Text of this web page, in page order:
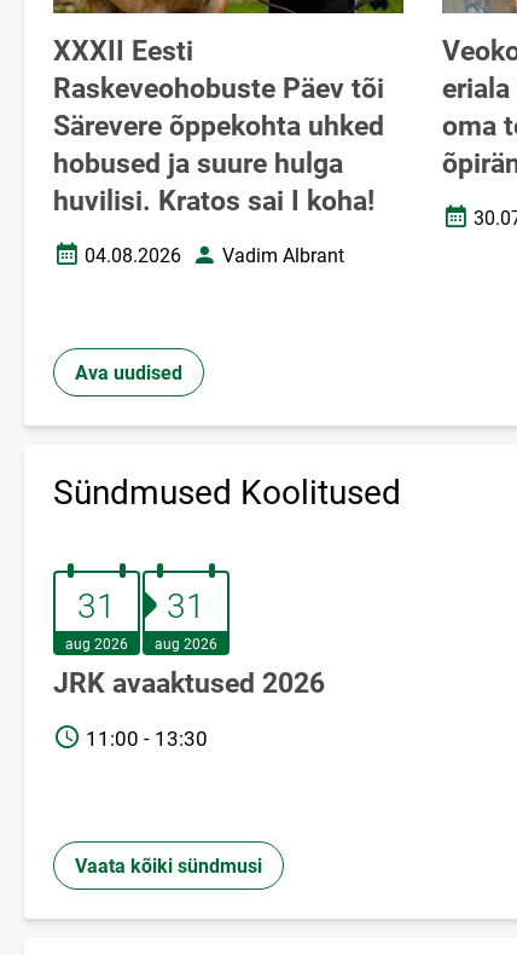
XXXII Eesti
Raskeveohobuste Päev tõi
Särevere õppekohta uhked
hobused ja suure hulga
huvilisi. Kratos sai I koha!
Loomise kuupäev
04.08.2026 AutorVadim Albrant
oma
Ava uudised
Sündmused Koolitused
31.august 2026
31
aug 2026
31.august 2026
31
aug 2026
JRK avaaktused 2026
TIME11:00 - 13:30
Vaata kõiki sündmusi